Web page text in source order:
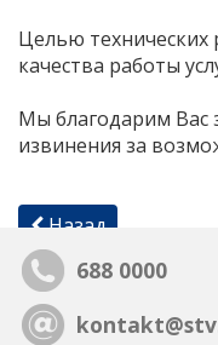
Целью технических
качества работы
Мы благодарим Вас
извинения за
Назад
688 0000